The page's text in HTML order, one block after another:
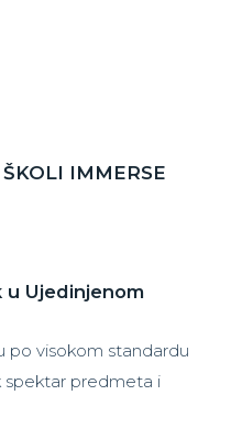
IMMERSE
u Ujedinjenom
po visokom standardu
spektar predmeta i